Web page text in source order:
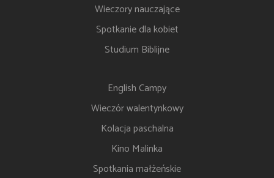
Wieczory nauczające
Spotkanie dla kobiet
Studium Biblijne
English Campy
Wieczór walentynkowy
Kolacja paschalna
Kino Malinka
Spotkania małżeńskie